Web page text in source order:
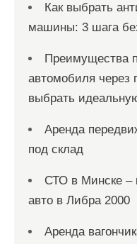
Как выбрать
машины: 3 шага
Преимущества
автомобиля через
выбрать
Аренда
под склад
СТО в Минске –
авто в Либра 2000
Аренда